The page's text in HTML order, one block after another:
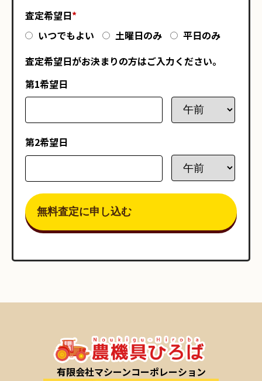
査定希望日*
いつでもよい
土曜日のみ
平日のみ
査定希望日がお決まりの方はご入力ください。
第1希望日
第2希望日
有限会社マシーンコーポレーション